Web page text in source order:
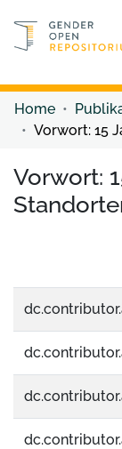
Discover
Home
Vorwort: